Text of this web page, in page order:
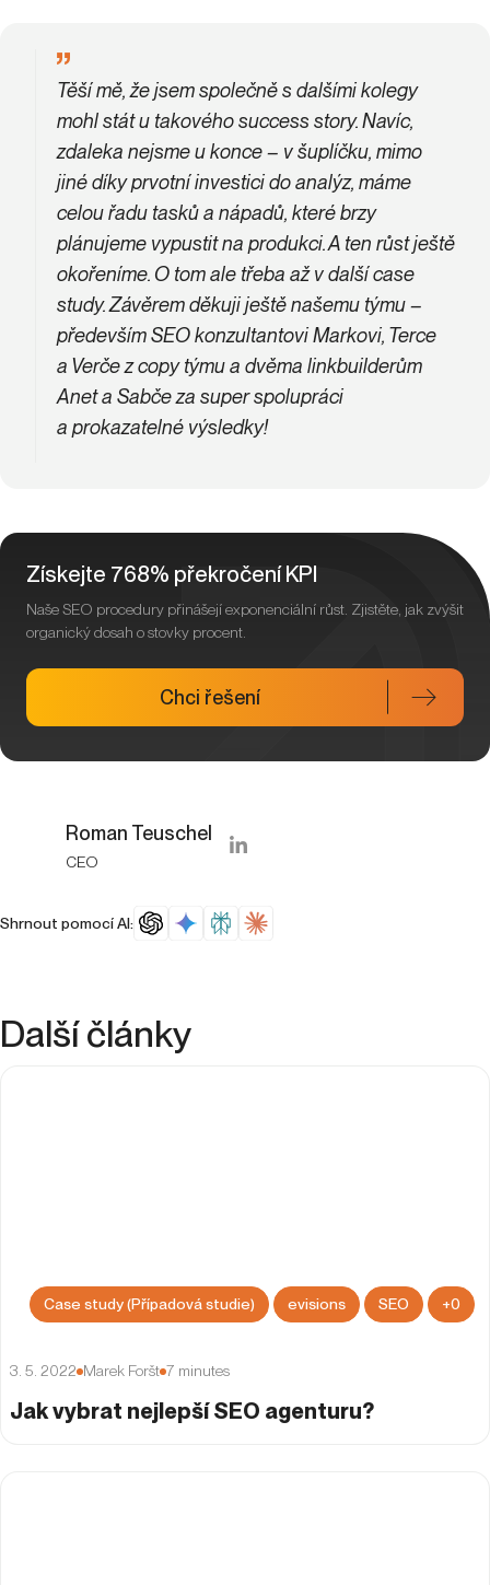
Těší mě, že jsem společně s dalšími kolegy
mohl stát u takového success story.Navíc,
zdaleka nejsme u konce– v šuplíčku, mimo
jiné díky prvotní investici do analýz, máme
celou řadu tasků a nápadů, které brzy
plánujeme vypustit na produkci. A ten růst ještě
okořeníme. O tom ale třeba až v další case
study.Závěrem děkuji ještě našemu týmu –
především SEO konzultantovi Markovi, Terce
a Verče z copy týmu a dvěma linkbuilderům
Anet a Sabče za super spolupráci
a prokazatelné výsledky!
Získejte 768% překročení KPI
Naše SEO procedury přinášejí exponenciální růst. Zjistěte, jak zvýšit
organický dosah o stovky procent.
Chci řešení
Roman Teuschel
CEO
Shrnout pomocí AI:
Další články
3. 5. 2022 Marek Foršt 7 minutes
Jak vybrat nejlepší SEO agenturu?
Case study (Případová studie) evisions SEO +0